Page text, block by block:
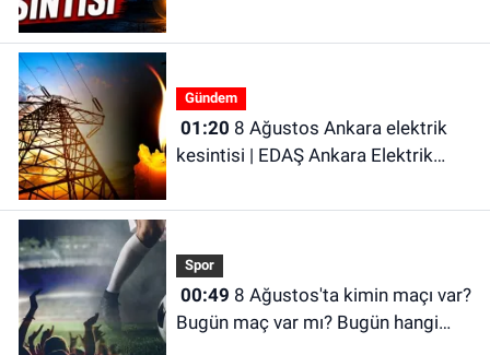
kesintisi
Gündem
01:20
kesintisi | EDAŞ Ankara Elektrik
Spor
00:49
Bugün maç var mı? Bugün hangi